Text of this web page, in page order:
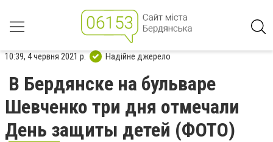
10:39, 4 червня 2021 р. Надійне джерело
В Бердянске на бульваре
Шевченко три дня отмечали
День защиты детей (ФОТО)